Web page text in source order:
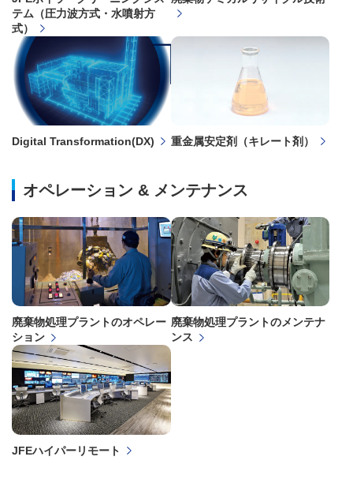
テム （圧力波方式・水噴射方
式）
Digital Transformation(DX) 重金属安定剤（キレート剤）
オペレーション & メンテナンス
廃棄物処理プラントのオペレー
ション
廃棄物処理プラントのメンテナ
ンス
JFEハイパーリモート